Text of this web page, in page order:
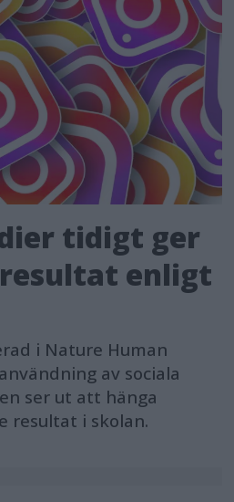
tidigt ger
enligt
i Nature Human
av sociala
ser ut att hänga
resultat i skolan.